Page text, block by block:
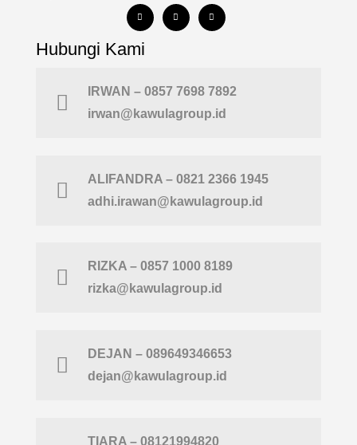
Hubungi Kami
IRWAN – 0857 7698 7892
irwan@kawulagroup.id
ALIFANDRA – 0821 2366 1945
adhi.irawan@kawulagroup.id
RIZKA – 0857 1000 8189
rizka@kawulagroup.id
DEJAN – 089649346653
dejan@kawulagroup.id
TIARA – 08121994820